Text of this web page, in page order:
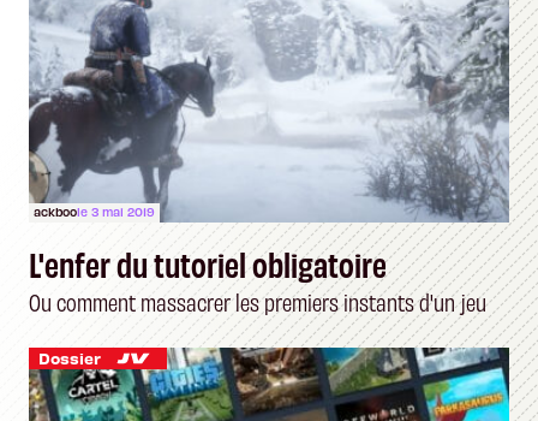
ackboole 3 mai 2019
L'enfer du tutoriel obligatoire
Ou comment massacrer les premiers instants d'un jeu
Dossier